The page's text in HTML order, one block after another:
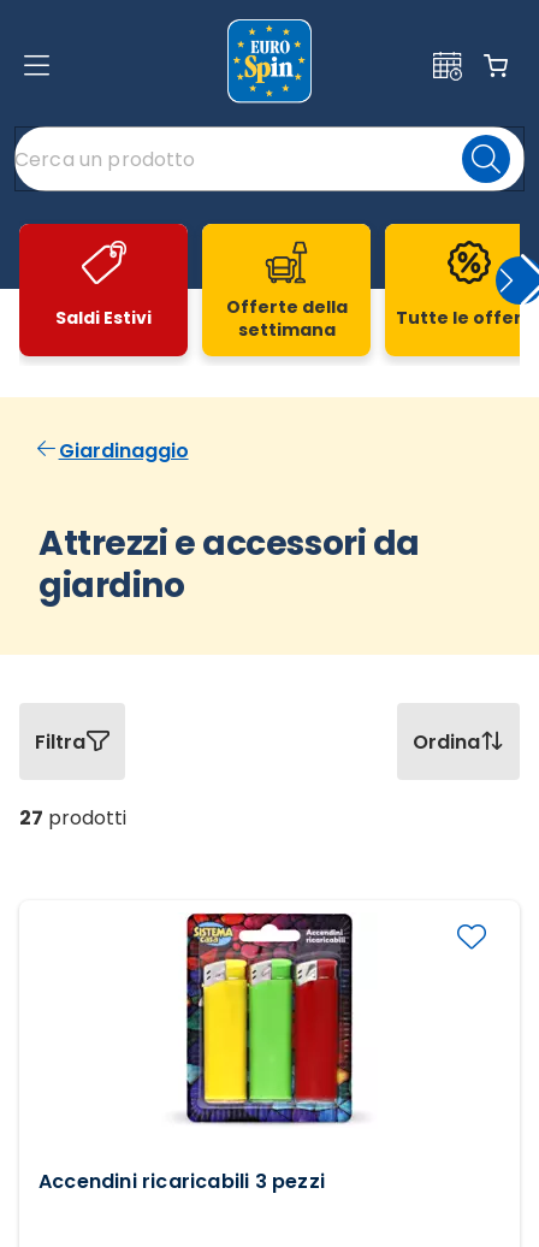
Saldi Estivi
Offerte della
settimana
Tutte le
Giardinaggio
Attrezzi e accessori da
giardino
Filtra Ordina
27 prodotti
Accendini ricaricabili 3 pezzi